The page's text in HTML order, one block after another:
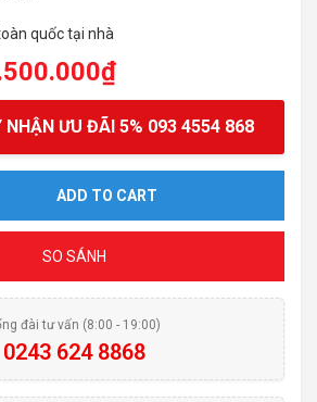
quốc tại nhà
₫
NHẬN ƯU ĐÃI 5% 093 4554 868
ADD TO CART
SO SÁNH
đài tư vấn (8:00 - 19:00)
0243 624 8868